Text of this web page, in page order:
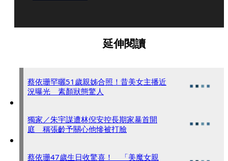
延伸閱讀
蔡依珊罕曬51歲親姊合照！昔美女主播近
況曝光 素顏狀態驚人
獨家／朱宇謀遭林倪安控長期家暴首開
庭 稱張齡予關心他慘被打臉
蔡依珊47歲生日收驚喜！ 「美魔女親